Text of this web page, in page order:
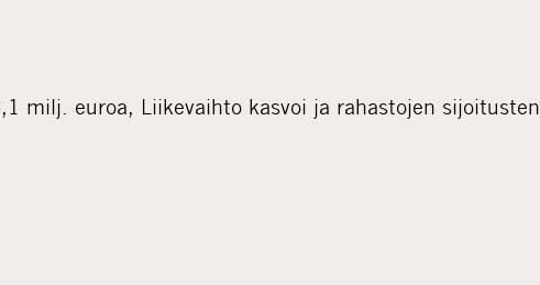
milj. euroa, Liikevaihto kasvoi ja rahastojen sijoitusten